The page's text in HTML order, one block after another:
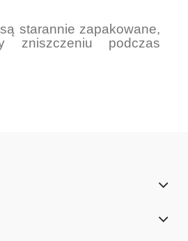
starannie zapakowane,
zniszczeniu podczas